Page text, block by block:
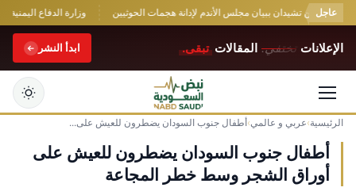
عاجل
واليمن تشيدان ببيان مجلس الأندم لإدانة هجمات الحوثيين وزارة الدفاع اليمنية:
الإعلانات تختفي. المقالات تبقى. ابدأ النشر
التجاوز
إلى
المحتوى
الرئيسية›عربي و عالمي›أطفال جنوب السودان يضطرون للعيش على...
أطفال جنوب السودان يضطرون للعيش على
أوراق الشجر وسط خطر المجاعة